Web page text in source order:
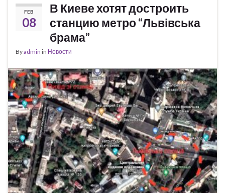
FEB
08
В Киеве хотят достроить
станцию метро “Львівська
брама”
Byadmin in Новости